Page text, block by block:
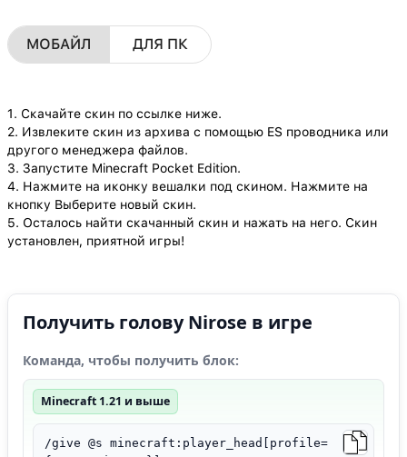
МОБАЙЛ ДЛЯ ПК
1. Скачайте скин по ссылке ниже.
2. Извлеките скин из архива с помощью ES проводника или
другого менеджера файлов.
3. Запустите Minecraft Pocket Edition.
4. Нажмите на иконку вешалки под скином. Нажмите на
кнопку Выберите новый скин.
5. Осталось найти скачанный скин и нажать на него. Скин
установлен, приятной игры!
Получить голову Nirose в игре
Команда, чтобы получить блок:
Minecraft 1.21 и выше
/give @s minecraft:player_head[profile=